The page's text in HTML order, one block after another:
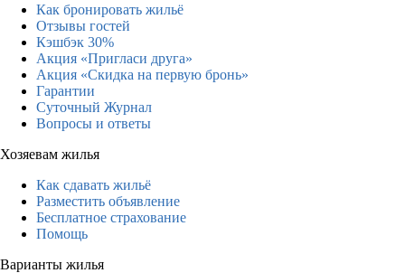
Как бронировать жильё
Отзывы гостей
Кэшбэк 30%
Акция «Пригласи друга»
Акция «Скидка на первую бронь»
Гарантии
Суточный Журнал
Вопросы и ответы
Хозяевам жилья
Как сдавать жильё
Разместить объявление
Бесплатное страхование
Помощь
Варианты жилья